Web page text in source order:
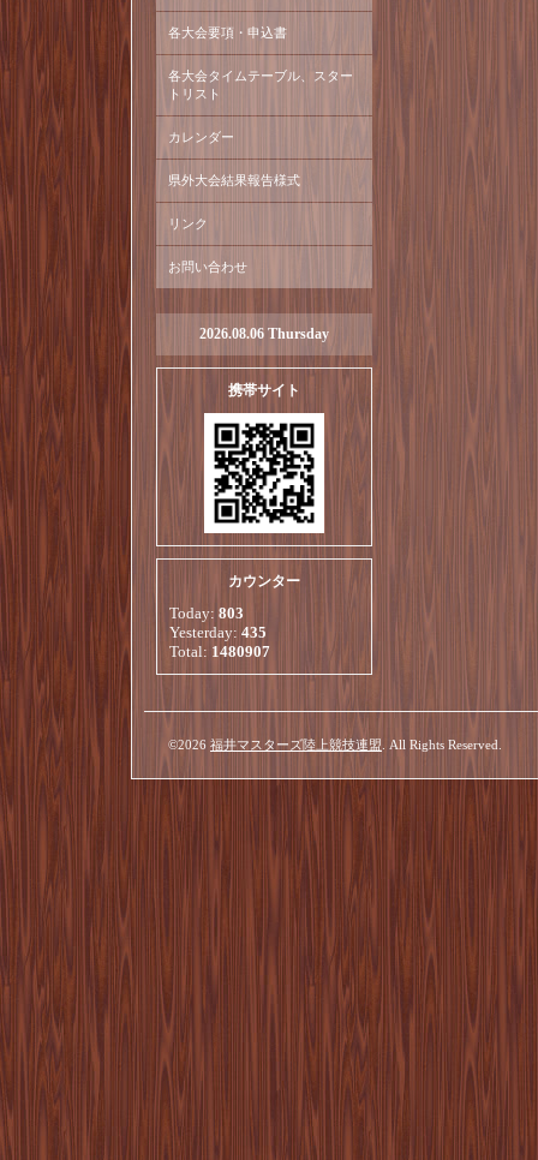
各大会要項・申込書
各大会タイムテーブル、スター
トリスト
カレンダー
県外大会結果報告様式
リンク
お問い合わせ
2026.08.06 Thursday
携帯サイト
カウンター
Today: 803
Yesterday: 435
Total: 1480907
©2026 福井マスターズ陸上競技連盟 . All Rights Reserved.